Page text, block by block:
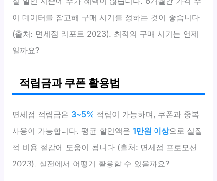
이 데이터를 참고해 구매 시기를 정하는 것이 좋습니다
(출처: 면세점 리포트 2023). 최적의 구매 시기는 언제
일까요?
적립금과 쿠폰 활용법
면세점 적립금은 3~5% 적립이 가능하며, 쿠폰과 중복
사용이 가능합니다. 평균 할인액은1만원 이상으로 실질
적 비용 절감에 도움이 됩니다 (출처: 면세점 프로모션
2023). 실전에서 어떻게 활용할 수 있을까요?